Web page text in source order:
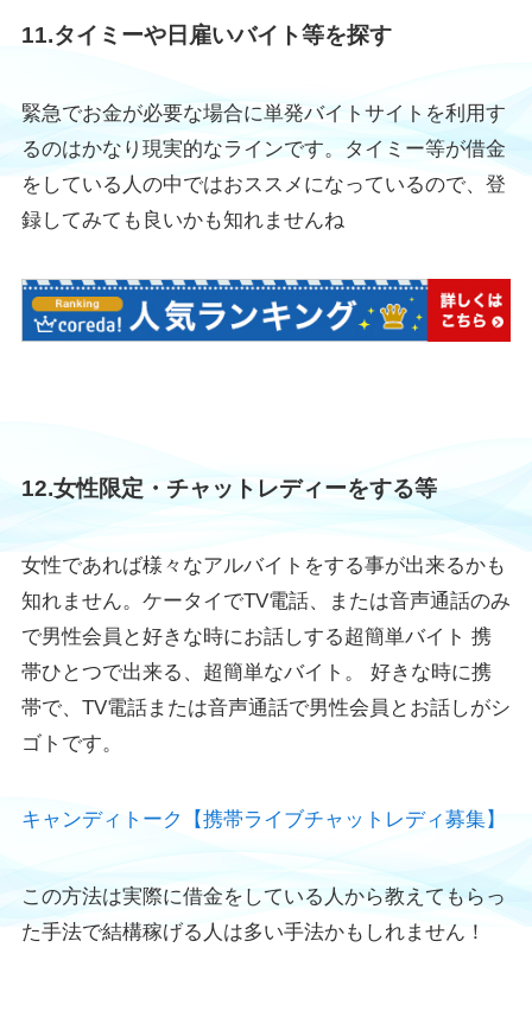
11.タイミーや日雇いバイト等を探す
緊急でお金が必要な場合に単発バイトサイトを利用す
るのはかなり現実的なラインです。タイミー等が借金
をしている人の中ではおススメになっているので、登
録してみても良いかも知れませんね
12.女性限定・チャットレディーをする等
女性であれば様々なアルバイトをする事が出来るかも
知れません。ケータイでTV電話、または音声通話のみ
で男性会員と好きな時にお話しする超簡単バイト 携
帯ひとつで出来る、超簡単なバイト。 好きな時に携
帯で、TV電話または音声通話で男性会員とお話しがシ
ゴトです。
キャンディトーク【携帯ライブチャットレディ募集】
この方法は実際に借金をしている人から教えてもらっ
た手法で結構稼げる人は多い手法かもしれません！